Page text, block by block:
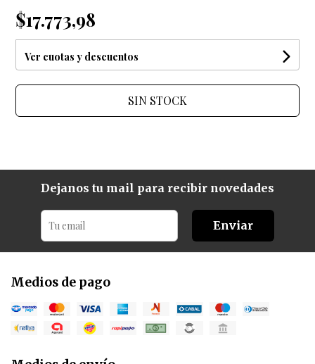
$17.773,98
Ver cuotas y descuentos
SIN STOCK
Dejanos tu mail para recibir novedades
Enviar
Medios de pago